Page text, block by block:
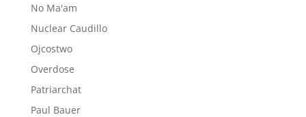
No Ma'am
Nuclear Caudillo
Ojcostwo
Overdose
Patriarchat
Paul Bauer